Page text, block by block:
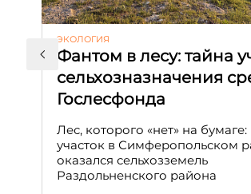
ЭКОЛОГИЯ
Фантом в лесу: тайна
сельхозназначения
Гослесфонда
Лес, которого «нет» на бумаге:
участок в Симферопольском
оказался сельхозземель
Раздольненского района